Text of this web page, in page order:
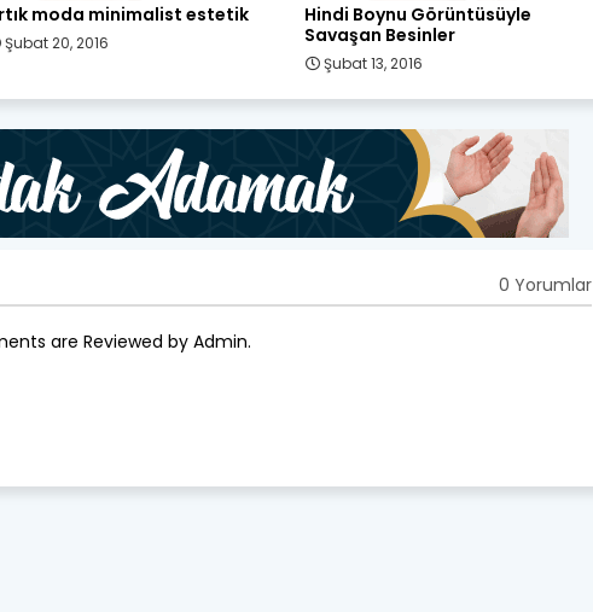
moda minimalist estetik
Şubat 20, 2016
Hindi Boynu Görüntüsüyle
Savaşan Besinler
Şubat 13, 2016
0 Yorumlar
are Reviewed by Admin.